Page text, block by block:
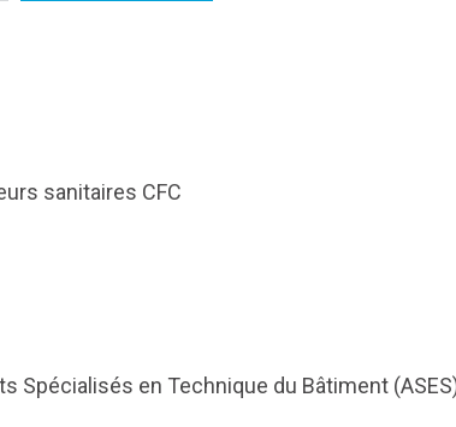
sanitaires CFC
Spécialisés en Technique du Bâtiment